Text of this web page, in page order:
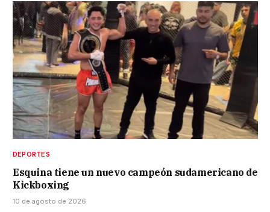
DEPORTES
Esquina tiene un nuevo campeón sudamericano de
Kickboxing
10 de agosto de 2026